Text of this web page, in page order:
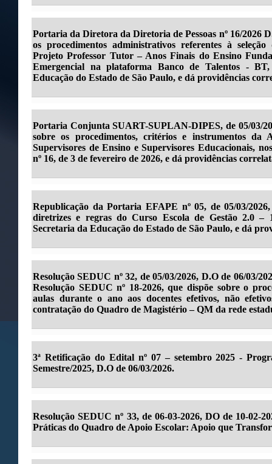
Portaria da Diretora da Diretoria de Pessoas nº 16/2026
os procedimentos administrativos referentes à
Projeto Professor Tutor – Anos Finais do Ensino
Emergencial na plataforma Banco de Talentos -
Educação do Estado de São Paulo, e dá providências
Portaria Conjunta SUART-SUPLAN-DIPES, de 05/03/
sobre os procedimentos, critérios e instrumentos da
Supervisores de Ensino e Supervisores Educacionais,
nº 16, de 3 de fevereiro de 2026, e dá providências
Republicação da Portaria EFAPE nº 05, de 05/03/
diretrizes e regras do Curso Escola de Gestão 2.0 –
Secretaria da Educação do Estado de São Paulo, e dá
Resolução SEDUC nº 32, de 05/03/2026, D.O de 06/03/
Resolução SEDUC nº 18-2026, que dispõe sobre o
aulas durante o ano aos docentes efetivos, não
contratação do Quadro de Magistério – QM da rede
3ª Retificação do Edital nº 07 – setembro 2025 -
Semestre/2025, D.O de 06/03/2026.
Resolução SEDUC nº 33, de 06-03-2026, DO de 10-02-
Práticas do Quadro de Apoio Escolar: Apoio que